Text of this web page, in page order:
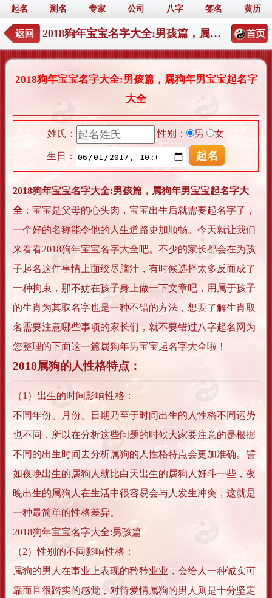
起名 测名 专家 公司 八字 签名 黄历
2018狗年宝宝名字大全:男孩篇，属狗年男宝宝起名字大全
2018狗年宝宝名字大全:男孩篇，属狗年男宝宝起名字
大全
姓氏： 性别： 男 女
生日：
2018狗年宝宝名字大全:男孩篇，属狗年男宝宝起名字大
全 ：宝宝是父母的心头肉，宝宝出生后就需要起名字了，
一个好的名称能令他的人生道路更加顺畅。今天就让我们
来看看2018狗年宝宝名字大全吧。不少的家长都会在为孩
子起名这件事情上面绞尽脑汁，有时候选择太多反而成了
一种拘束，那不妨在孩子身上做一下文章吧，用属于孩子
的生肖为其取名字也是一种不错的方法，想要了解生肖取
名需要注意哪些事项的家长们，就不要错过八字起名网为
您整理的下面这一篇属狗年男宝宝起名字大全啦！
2018属狗的人性格特点：
（1）出生的时间影响性格：
不同年份、月份、日期乃至于时间出生的人性格不同运势
也不同，所以在分析这些问题的时候大家要注意的是根据
不同的出生时间去分析属狗的人性格特点会更加准确。譬
如夜晚出生的属狗人就比白天出生的属狗人好斗一些，夜
晚出生的属狗人在生活中很容易会与人发生冲突，这就是
一种最简单的性格差异。
2018狗年宝宝名字大全:男孩篇
（2）性别的不同影响性格：
属狗的男人在事业上表现的矜矜业业，会给人一种诚实可
靠而且很踏实的感觉，对待爱情属狗的男人则是十分坚定